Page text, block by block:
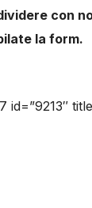
con
la form.
id=”9213″